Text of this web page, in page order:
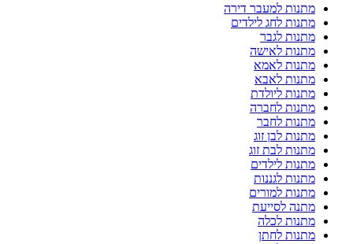
מתנות למעבר דירה
מתנות לחג לילדים
מתנות לגבר
מתנות לאישה
מתנות לאמא
מתנות לאבא
מתנות ליולדת
מתנות לחברה
מתנות לחבר
מתנות לבן זוג
מתנות לבת זוג
מתנות לילדים
מתנות לגננות
מתנות למורים
מתנה לסייעת
מתנות לכלה
מתנות לחתן